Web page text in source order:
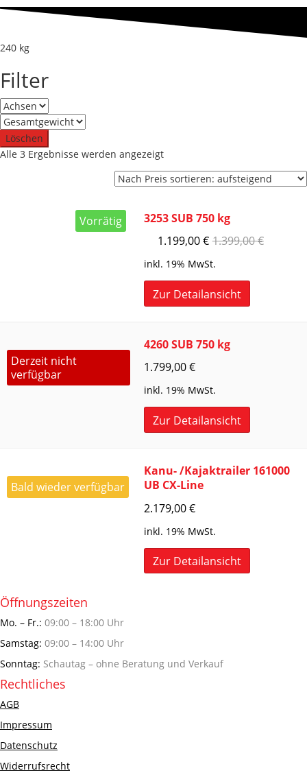
240 kg
Filter
Löschen
Alle 3 Ergebnisse werden angezeigtNach
sortiert:
Vorrätig
3253 SUB 750 kg
1.199,00€ 1.399,00€
inkl. 19% MwSt.
Zur Detailansicht
Derzeit nicht
verfügbar
4260 SUB 750 kg
1.799,00€
inkl. 19% MwSt.
Zur Detailansicht
Bald wieder verfügbar
Kanu- /Kajaktrailer 161000
UB CX-Line
2.179,00€
inkl. 19% MwSt.
Zur Detailansicht
Öffnungszeiten
Mo. – Fr.: 09:00 – 18:00 Uhr
Samstag: 09:00 – 14:00 Uhr
Sonntag: Schautag – ohne Beratung und Verkauf
Rechtliches
AGB
Impressum
Datenschutz
Widerrufsrecht